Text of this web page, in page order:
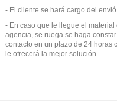
- El cliente se hará cargo del
- En caso que le llegue el
agencia, se ruega se haga
contacto en un plazo de 24 horas
le ofrecerá la mejor solución.